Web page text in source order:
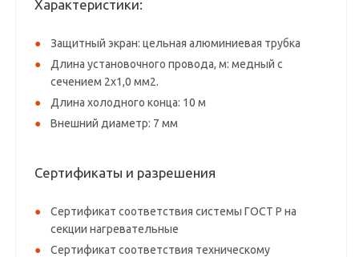
Характеристики:
Защитный экран: цельная алюминиевая трубка
Длина установочного провода, м: медный с
сечением 2х1,0 мм2.
Длина холодного конца: 10 м
Внешний диаметр: 7 мм
Сертификаты и разрешения
Сертификат соответствия системы ГОСТ Р на
секции нагревательные
Сертификат соответствия техническому